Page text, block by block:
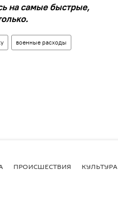
на самые быстрые,
военные расходы
ПРОИСШЕСТВИЯ КУЛЬТУРА